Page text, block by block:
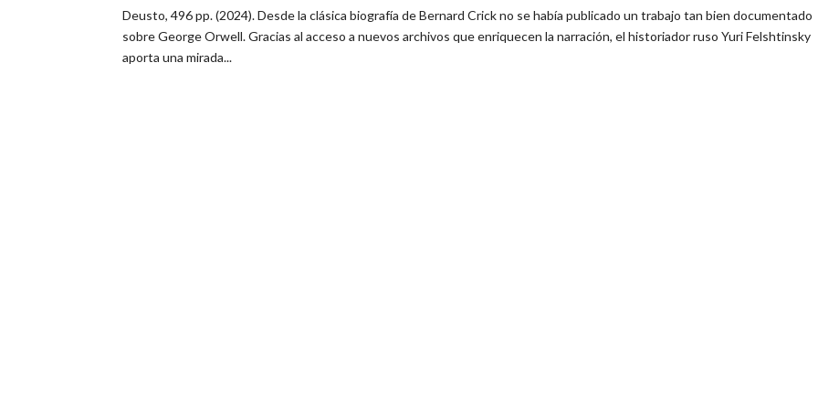
Deusto, 496 pp. (2024). Desde la clásica biografía de Bernard Crick no se había publicado un trabajo tan bien documentado
sobre George Orwell. Gracias al acceso a nuevos archivos que enriquecen la narración, el historiador ruso Yuri Felshtinsky
aporta una mirada...